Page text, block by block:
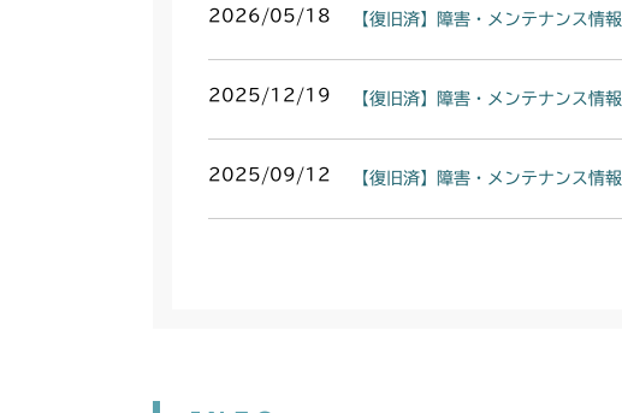
2026/05/18 【復旧済】障害・メンテナンス情報
2025/12/19 【復旧済】障害・メンテナンス情報
2025/09/12 【復旧済】障害・メンテナンス情報